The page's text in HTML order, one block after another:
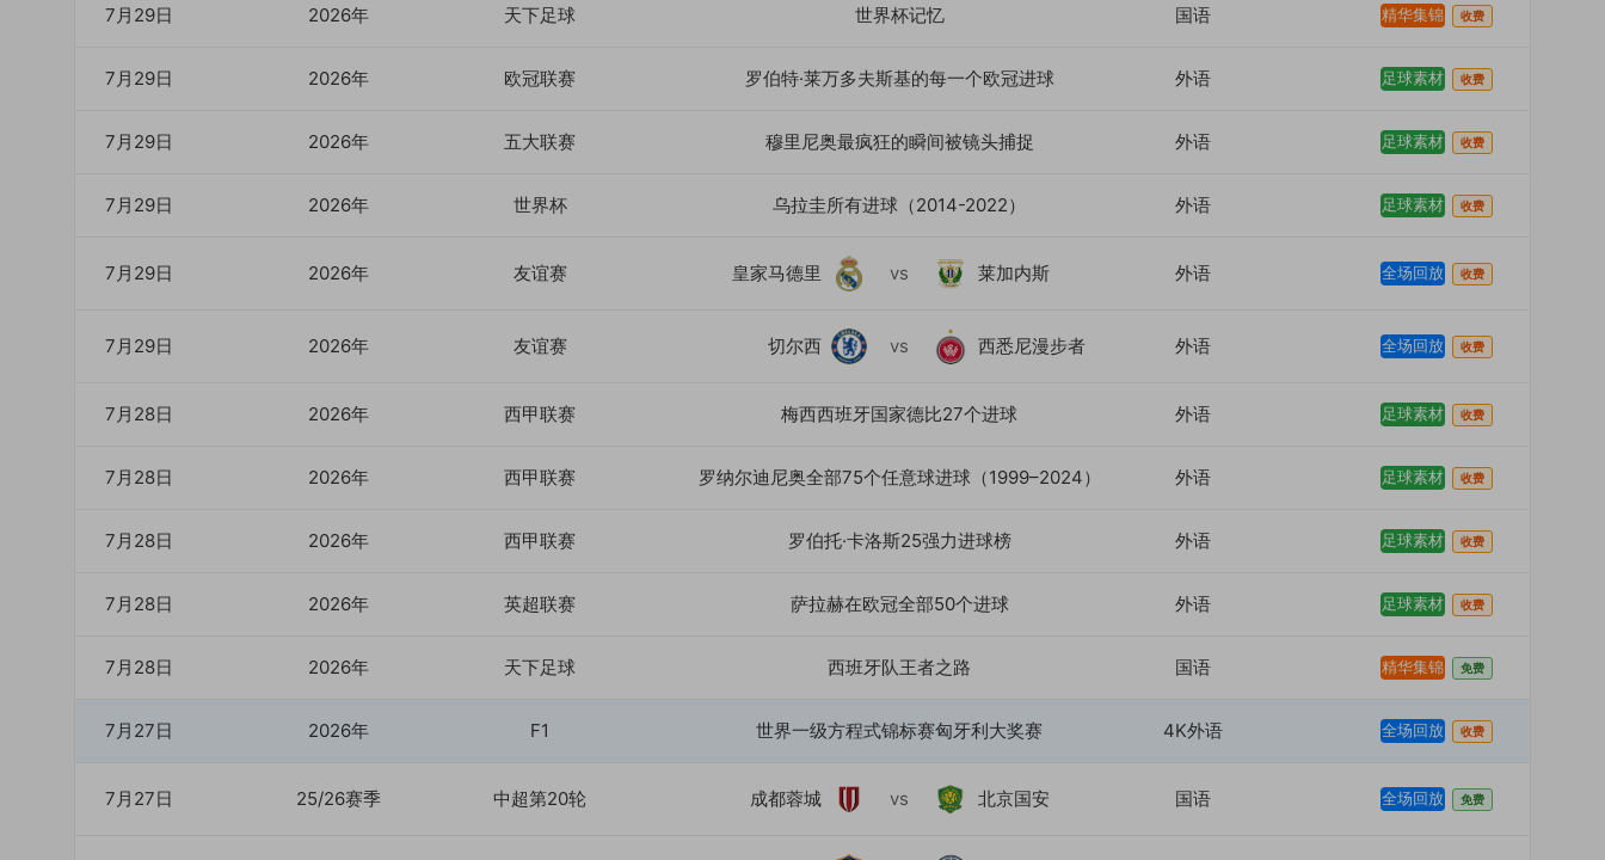
7月29日 2026年 天下足球 世界杯记忆 国语 精华集锦 收费
7月29日 2026年 欧冠联赛 罗伯特·莱万多夫斯基的每一个欧冠进球 外语 足球素材 收费
7月29日 2026年 五大联赛 穆里尼奥最疯狂的瞬间被镜头捕捉 外语 足球素材 收费
7月29日 2026年 世界杯 乌拉圭所有进球（2014-2022） 外语 足球素材 收费
7月29日 2026年 友谊赛 皇家马德里 vs 莱加内斯 外语 全场回放 收费
7月29日 2026年 友谊赛 切尔西 vs 西悉尼漫步者 外语 全场回放 收费
7月28日 2026年 西甲联赛 梅西西班牙国家德比27个进球 外语 足球素材 收费
7月28日 2026年 西甲联赛 罗纳尔迪尼奥全部75个任意球进球（1999–2024） 外语 足球素材 收费
7月28日 2026年 西甲联赛 罗伯托·卡洛斯25强力进球榜 外语 足球素材 收费
7月28日 2026年 英超联赛 萨拉赫在欧冠全部50个进球 外语 足球素材 收费
7月28日 2026年 天下足球 西班牙队王者之路 国语 精华集锦 免费
7月27日 2026年 F1 世界一级方程式锦标赛匈牙利大奖赛 4K外语 全场回放 收费
7月27日 25/26赛季 中超第20轮 成都蓉城 vs 北京国安 国语 全场回放 免费